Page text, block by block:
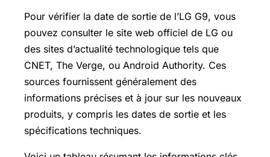
Pour vérifier la date de sortie de l’LG G9, vous
pouvez consulter le site web officiel de LG ou
des sites d’actualité technologique tels que
CNET, The Verge, ou Android Authority. Ces
sources fournissent généralement des
informations précises et à jour sur les nouveaux
produits, y compris les dates de sortie et les
spécifications techniques.